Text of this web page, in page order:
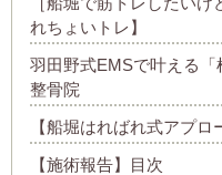
れちょいトレ】
羽田野式EMSで叶える
整骨院
【船堀はればれ式アプ
【施術報告】目次